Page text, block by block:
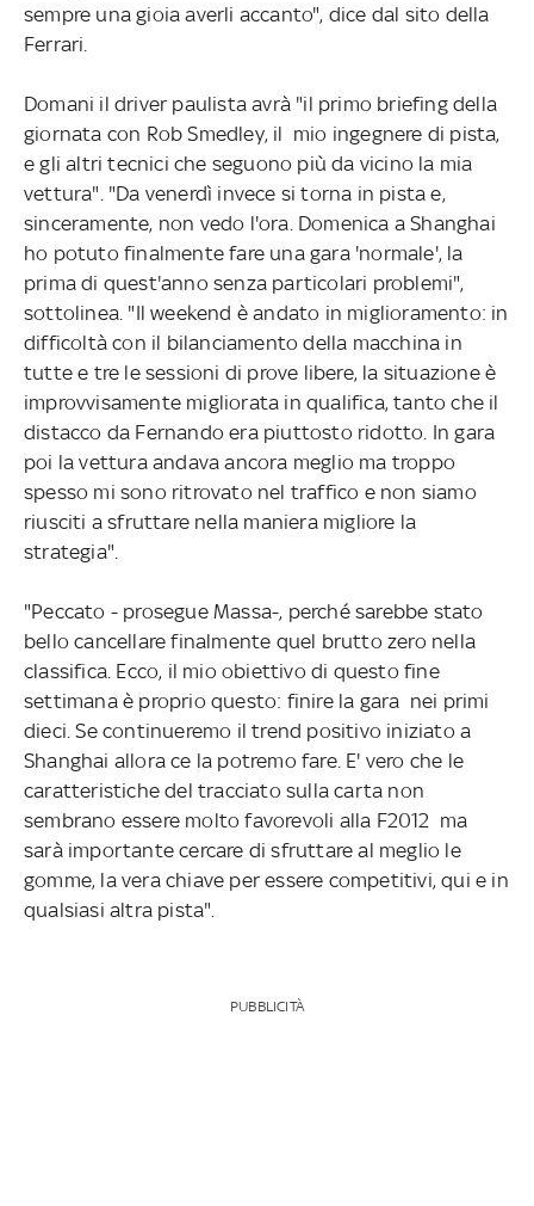
sempre una gioia averli accanto", dice dal sito della
Ferrari.
Domani il driver paulista avrà "il primo briefing della
giornata con Rob Smedley, il mio ingegnere di pista,
e gli altri tecnici che seguono più da vicino la mia
vettura". "Da venerdì invece si torna in pista e,
sinceramente, non vedo l'ora. Domenica a Shanghai
ho potuto finalmente fare una gara 'normale', la
prima di quest'anno senza particolari problemi",
sottolinea. "Il weekend è andato in miglioramento: in
difficoltà con il bilanciamento della macchina in
tutte e tre le sessioni di prove libere, la situazione è
improvvisamente migliorata in qualifica, tanto che il
distacco da Fernando era piuttosto ridotto. In gara
poi la vettura andava ancora meglio ma troppo
spesso mi sono ritrovato nel traffico e non siamo
riusciti a sfruttare nella maniera migliore la
strategia".
"Peccato - prosegue Massa-, perché sarebbe stato
bello cancellare finalmente quel brutto zero nella
classifica. Ecco, il mio obiettivo di questo fine
settimana è proprio questo: finire la gara nei primi
dieci. Se continueremo il trend positivo iniziato a
Shanghai allora ce la potremo fare. E' vero che le
caratteristiche del tracciato sulla carta non
sembrano essere molto favorevoli alla F2012 ma
sarà importante cercare di sfruttare al meglio le
gomme, la vera chiave per essere competitivi, qui e in
qualsiasi altra pista".
PUBBLICITÀ